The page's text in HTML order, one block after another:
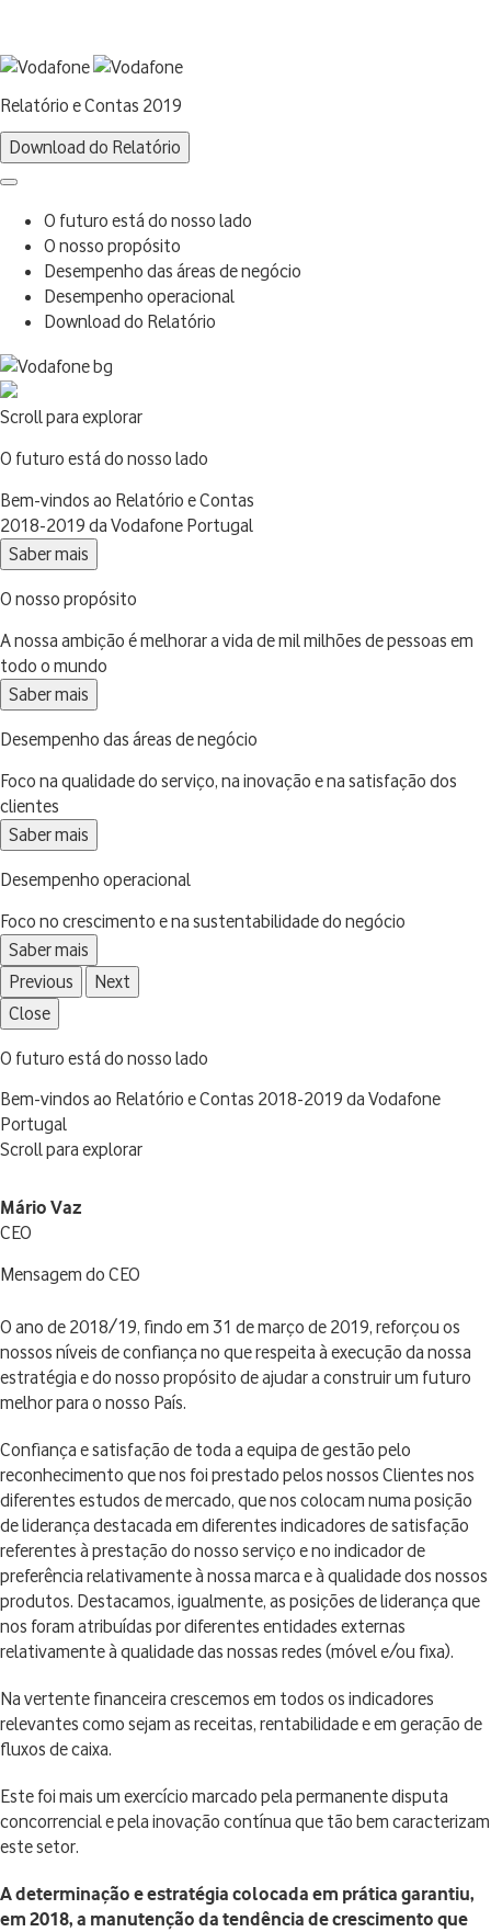
Relatório e Contas 2019
Download do Relatório
O futuro está do nosso lado
O nosso propósito
Desempenho das áreas de negócio
Desempenho operacional
Download do Relatório
Scroll para explorar
O futuro está do nosso lado
Bem-vindos ao Relatório e Contas
2018-2019 da Vodafone Portugal
Saber mais
O nosso propósito
A nossa ambição é melhorar a vida de mil milhões de pessoas em
todo o mundo
Saber mais
Desempenho das áreas de negócio
Foco na qualidade do serviço, na inovação e na satisfação dos
clientes
Saber mais
Desempenho operacional
Foco no crescimento e na sustentabilidade do negócio
Saber mais
Previous
Next
Close
O futuro está do nosso lado
Bem-vindos ao Relatório e Contas 2018-2019 da Vodafone
Portugal
Scroll para explorar
Mário Vaz
CEO
Mensagem do CEO
O ano de 2018/19, findo em 31 de março de 2019, reforçou os
nossos níveis de confiança no que respeita à execução da nossa
estratégia e do nosso propósito de ajudar a construir um futuro
melhor para o nosso País.
Confiança e satisfação de toda a equipa de gestão pelo
reconhecimento que nos foi prestado pelos nossos Clientes nos
diferentes estudos de mercado, que nos colocam numa posição
de liderança destacada em diferentes indicadores de satisfação
referentes à prestação do nosso serviço e no indicador de
preferência relativamente à nossa marca e à qualidade dos nossos
produtos. Destacamos, igualmente, as posições de liderança que
nos foram atribuídas por diferentes entidades externas
relativamente à qualidade das nossas redes (móvel e/ou fixa).
Na vertente financeira crescemos em todos os indicadores
relevantes como sejam as receitas, rentabilidade e em geração de
fluxos de caixa.
Este foi mais um exercício marcado pela permanente disputa
concorrencial e pela inovação contínua que tão bem caracterizam
este setor.
A determinação e estratégia colocada em prática garantiu,
em 2018, a manutenção da tendência de crescimento que